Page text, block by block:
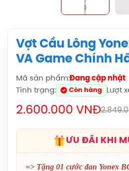
Vợt Cầu Lông
VA Game Chính
Mã sản phẩm:Đang cập nhật
Tình trạng:
Còn hàng Lượt
2.600.000 VNĐ
ƯU ĐÃI KHI
=> Tặng 01 cước đan Yonex
Balo Cầu Lông
(Black/Blue)
1.690.000đ
Balo Cầu Lông
Chính Hãng